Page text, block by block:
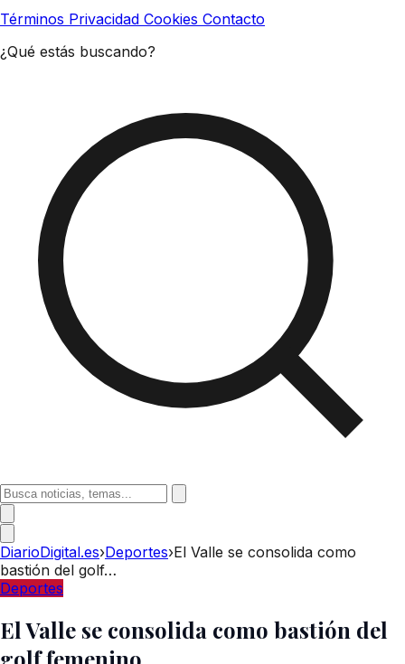
Términos Privacidad Cookies Contacto
¿Qué estás buscando?
DiarioDigital.es›Deportes›El Valle se consolida como
bastión del golf…
Deportes
El Valle se consolida como bastión del